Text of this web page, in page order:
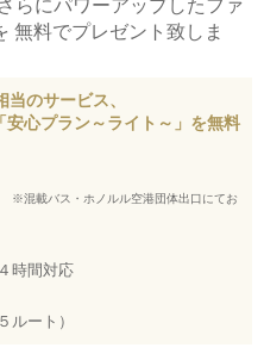
らにパワーアップしたファ
無料でプレゼント致しま
のサービス、
安心プラン～ライト～」を無料
※混載バス・ホノルル空港団体出口にてお
時間対応
ルート）